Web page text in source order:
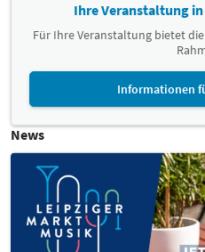
Ihre Veranstaltung
Für Ihre Veranstaltung bietet
Informationen
News